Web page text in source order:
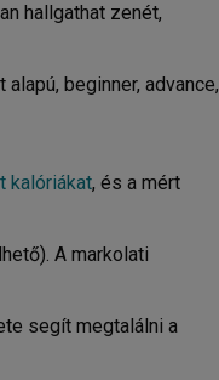
hallgathat zenét,
beginner, advance,
kalóriákat, és a mért
A markolati
segít megtalálni a